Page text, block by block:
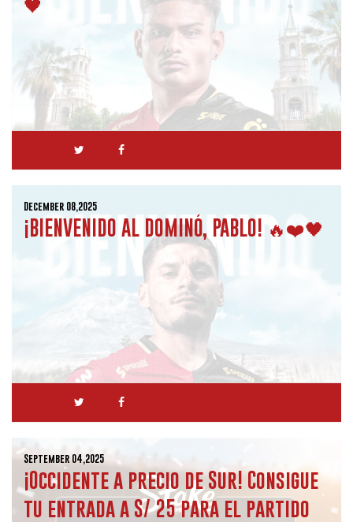
December 08,2025
¡BIENVENIDO AL DOMINÓ, PABLO! 🔥❤️🖤
September 04,2025
¡Occidente a precio de Sur! Consigue
tu entrada a S/ 25 para el partido